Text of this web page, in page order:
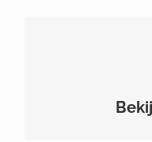
Bekijk hier